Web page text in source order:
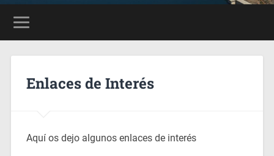
Enlaces de Interés
Aquí os dejo algunos enlaces de interés